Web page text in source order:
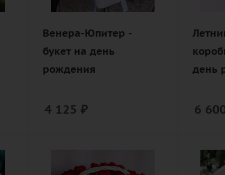
кустовая,
дизайнерская
упаковка
Венера-Юпитер -
букет на день
рождения
4 125 ₽
день
6
Цвет